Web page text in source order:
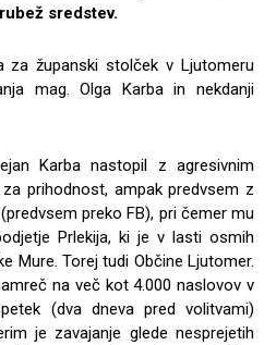
sredstev.
županski stolček v Ljutomeru
mag. Olga Karba in nekdanji
Karba nastopil z agresivnim
prihodnost, ampak predvsem z
preko FB), pri čemer mu
Prlekija, ki je v lasti osmih
Mure. Torej tudi Občine Ljutomer.
na več kot 4.000 naslovov v
(dva dneva pred volitvami)
je zavajanje glede nesprejetih